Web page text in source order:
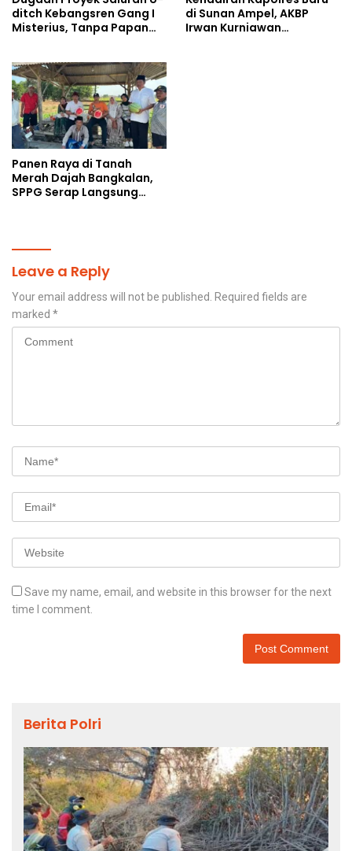
ditch Kebangsren Gang I
Misterius, Tanpa Papan
di Sunan Ampel, AKBP
Irwan Kurniawan
Panen Raya di Tanah
Merah Dajah Bangkalan,
SPPG Serap Langsung
Leave a Reply
Your email address will not be published. Required fields are
marked *
Save my name, email, and website in this browser for the next
time I comment.
Berita Polri